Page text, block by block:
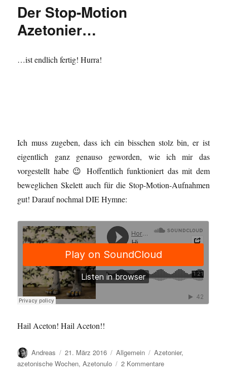
Der Stop-Motion
Azetonier…
…ist endlich fertig! Hurra!
Ich muss zugeben, dass ich ein bisschen stolz bin, er ist
eigentlich ganz genauso geworden, wie ich mir das
vorgestellt habe 😉 Hoffentlich funktioniert das mit dem
beweglichen Skelett auch für die Stop-Motion-Aufnahmen
gut! Darauf nochmal DIE Hymne:
Hail Aceton! Hail Aceton!!
Autor
Andreas
Veröffentlicht
am
21. März 2016 Kategorien
Allgemein Schlagwörter
Azetonier,
azetonische Wochen,Azetonulo 2 Kommentarezu